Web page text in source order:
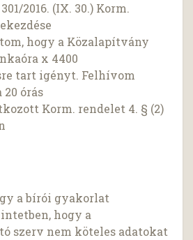
2016. (IX. 30.) Korm.
hogy a Közalapítvány
x 4400
tart igényt. Felhívom
órás
Korm. rendelet 4. § (2)
a bírói gyakorlat
hogy a
szerv nem köteles adatokat